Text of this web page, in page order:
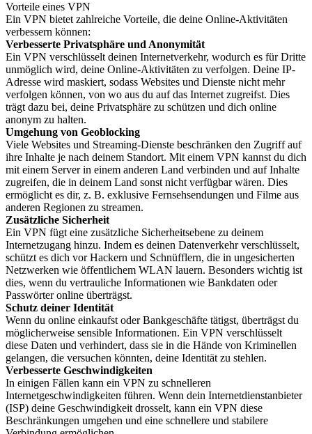
Vorteile eines VPN
Ein VPN bietet zahlreiche Vorteile, die deine Online-Aktivitäten
verbessern können:
Verbesserte Privatsphäre und Anonymität
Ein VPN verschlüsselt deinen Internetverkehr, wodurch es für Dritte
unmöglich wird, deine Online-Aktivitäten zu verfolgen. Deine IP-
Adresse wird maskiert, sodass Websites und Dienste nicht mehr
verfolgen können, von wo aus du auf das Internet zugreifst. Dies
trägt dazu bei, deine Privatsphäre zu schützen und dich online
anonym zu halten.
Umgehung von Geoblocking
Viele Websites und Streaming-Dienste beschränken den Zugriff auf
ihre Inhalte je nach deinem Standort. Mit einem VPN kannst du dich
mit einem Server in einem anderen Land verbinden und auf Inhalte
zugreifen, die in deinem Land sonst nicht verfügbar wären. Dies
ermöglicht es dir, z. B. exklusive Fernsehsendungen und Filme aus
anderen Regionen zu streamen.
Zusätzliche Sicherheit
Ein VPN fügt eine zusätzliche Sicherheitsebene zu deinem
Internetzugang hinzu. Indem es deinen Datenverkehr verschlüsselt,
schützt es dich vor Hackern und Schnüfflern, die in ungesicherten
Netzwerken wie öffentlichem WLAN lauern. Besonders wichtig ist
dies, wenn du vertrauliche Informationen wie Bankdaten oder
Passwörter online überträgst.
Schutz deiner Identität
Wenn du online einkaufst oder Bankgeschäfte tätigst, überträgst du
möglicherweise sensible Informationen. Ein VPN verschlüsselt
diese Daten und verhindert, dass sie in die Hände von Kriminellen
gelangen, die versuchen könnten, deine Identität zu stehlen.
Verbesserte Geschwindigkeiten
In einigen Fällen kann ein VPN zu schnelleren
Internetgeschwindigkeiten führen. Wenn dein Internetdienstanbieter
(ISP) deine Geschwindigkeit drosselt, kann ein VPN diese
Beschränkungen umgehen und eine schnellere und stabilere